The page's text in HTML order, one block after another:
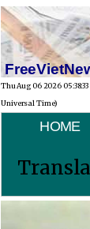
Thu Aug 06 2026
Universal Time)
HOME